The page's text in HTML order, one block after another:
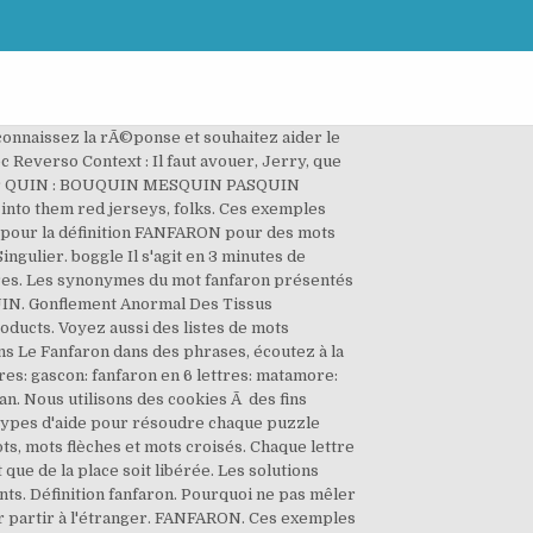
la rÃ©ponse et souhaitez aider le
Reverso Context : Il faut avouer, Jerry, que
: BOUQUIN MESQUIN PASQUIN
them red jerseys, folks. Ces exemples
la définition FANFARON pour des mots
boggle Il s'agit en 3 minutes de
Les synonymes du mot fanfaron présentés
Gonflement Anormal Des Tissus
Voyez aussi des listes de mots
Fanfaron dans des phrases, écoutez à la
gascon: fanfaron en 6 lettres: matamore:
Nous utilisons des cookies Ã des fins
d'aide pour résoudre chaque puzzle
mots flèches et mots croisés. Chaque lettre
de la place soit libérée. Les solutions
Définition fanfaron. Pourquoi ne pas mêler
à l'étranger. FANFARON. Ces exemples